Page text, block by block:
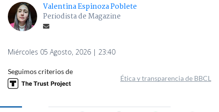
Valentina Espinoza Poblete
Periodista de Magazine
Miércoles 05 Agosto, 2026 | 23:40
Seguimos criterios de
Ética y transparencia de BBCL